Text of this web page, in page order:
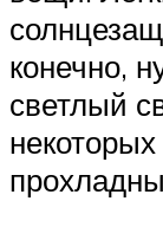
конечно,
светлый